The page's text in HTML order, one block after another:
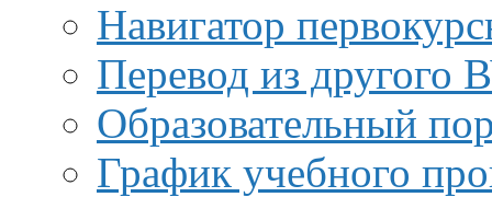
Навигатор
Перевод из другого
Образовательный
График учебного